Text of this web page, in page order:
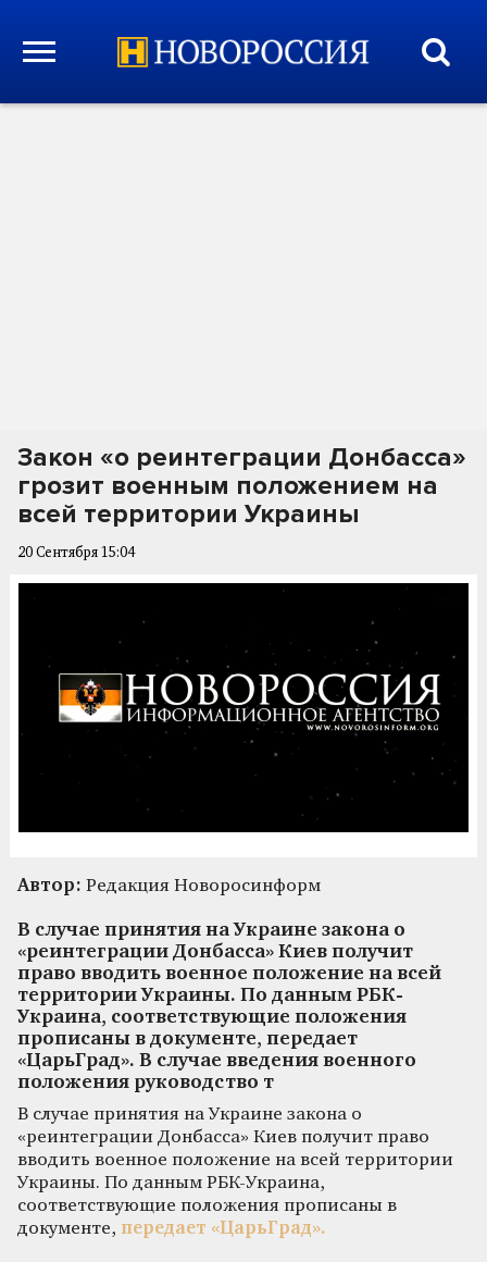
Закон «о реинтеграции Донбасса»
грозит военным положением на
всей территории Украины
20 Сентября 15:04
Автор: Редакция Новоросинформ
В случае принятия на Украине закона о
«реинтеграции Донбасса» Киев получит
право вводить военное положение на всей
территории Украины. По данным РБК-
Украина, соответствующие положения
прописаны в документе, передает
«ЦарьГрад». В случае введения военного
положения руководство т
В случае принятия на Украине закона о
«реинтеграции Донбасса» Киев получит право
вводить военное положение на всей территории
Украины. По данным РБК-Украина,
соответствующие положения прописаны в
документе, передает «ЦарьГрад».